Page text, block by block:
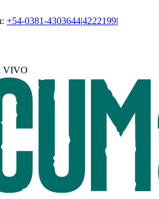
+54-0381-4303644|4222199|
VIVO